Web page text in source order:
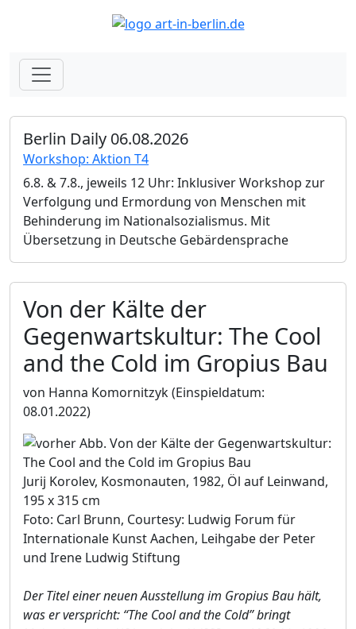
Berlin Daily 06.08.2026
Workshop: Aktion T4
6.8. & 7.8., jeweils 12 Uhr: Inklusiver Workshop zur
Verfolgung und Ermordung von Menschen mit
Behinderung im Nationalsozialismus. Mit
Übersetzung in Deutsche Gebärdensprache
Von der Kälte der
Gegenwartskultur: The Cool
and the Cold im Gropius Bau
von Hanna Komornitzyk(Einspieldatum:
08.01.2022)
Jurij Korolev, Kosmonauten, 1982, Öl auf Leinwand,
195 x 315 cm
Foto: Carl Brunn, Courtesy: Ludwig Forum für
Internationale Kunst Aachen, Leihgabe der Peter
und Irene Ludwig Stiftung
Der Titel einer neuen Ausstellung im Gropius Bau hält,
was er verspricht: “The Cool and the Cold” bringt